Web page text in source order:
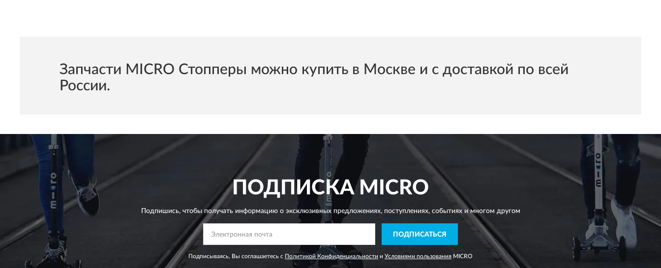
Запчасти MICRO Стопперы можно купить в Москве и с доставкой по всей
России.
ПОДПИСКАMICRO
Подпишись, чтобы получать информацию о эксклюзивных предложениях,поступлениях, событиях и многом другом
ПОДПИСАТЬСЯ
Подписываясь, Вы соглашаетесь с Политикой Конфиденциальности и Условиями пользования MICRO